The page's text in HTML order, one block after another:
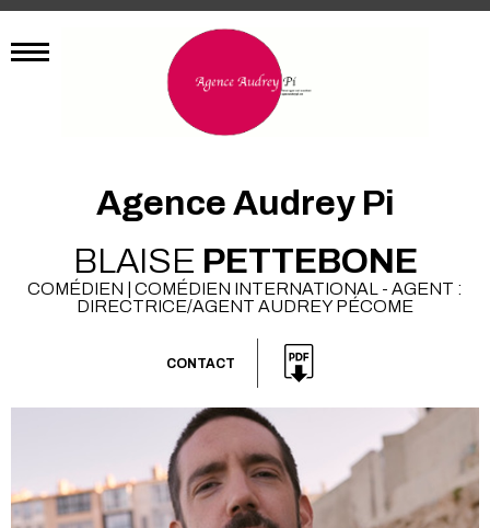
Agence Audrey Pi
BLAISE PETTEBONE
COMÉDIEN | COMÉDIEN INTERNATIONAL - AGENT :
DIRECTRICE/AGENT AUDREY PÉCOME
CONTACT